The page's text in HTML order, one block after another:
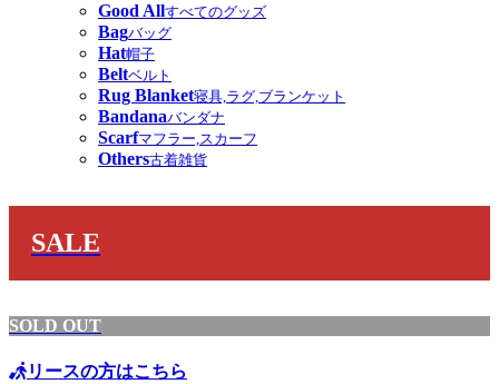
Good Allすべてのグッズ
Bagバッグ
Hat帽子
Beltベルト
Rug Blanket寝具,ラグ,ブランケット
Bandanaバンダナ
Scarfマフラー,スカーフ
Others古着雑貨
SALE
SOLD OUT
リースの方はこちら